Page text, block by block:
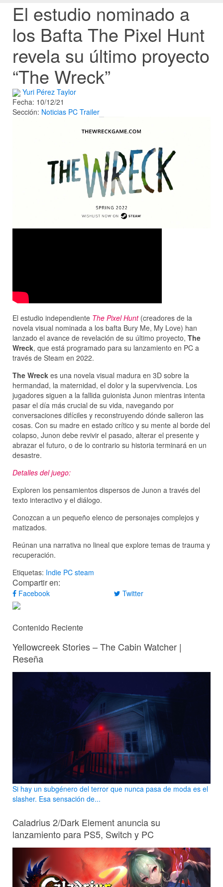
El estudio nominado a
los Bafta The Pixel Hunt
revela su último proyecto
“The Wreck”
Yuri Pérez Taylor
Fecha: 10/12/21
Sección: Noticias PC Trailer
El estudio independiente The Pixel Hunt(creadores de la
novela visual nominada a los bafta Bury Me, My Love) han
lanzado el avance de revelación de su último proyecto, The
Wreck, que está programado para su lanzamiento en PC a
través de Steam en 2022.
The Wreck es una novela visual madura en 3D sobre la
hermandad, la maternidad, el dolor y la supervivencia. Los
jugadores siguen a la fallida guionista Junon mientras intenta
pasar el día más crucial de su vida, navegando por
conversaciones difíciles y reconstruyendo dónde salieron las
cosas. Con su madre en estado crítico y su mente al borde del
colapso, Junon debe revivir el pasado, alterar el presente y
abrazar el futuro, o de lo contrario su historia terminará en un
desastre.
Detalles del juego:
Exploren los pensamientos dispersos de Junon a través del
texto interactivo y el diálogo.
Conozcan a un pequeño elenco de personajes complejos y
matizados.
Reúnan una narrativa no lineal que explore temas de trauma y
recuperación.
Etiquetas: Indie PC steam
Compartir en:
Facebook Twitter
Contenido Reciente
Yellowcreek Stories – The Cabin Watcher |
Reseña
Si hay un subgénero del terror que nunca pasa de moda es el
slasher. Esa sensación de...
Caladrius 2/Dark Element anuncia su
lanzamiento para PS5, Switch y PC